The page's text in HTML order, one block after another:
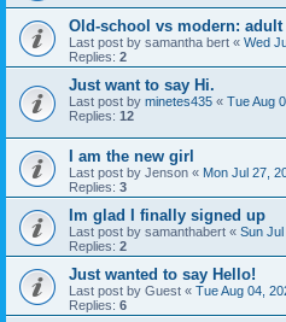
Old-school vs modern:
Last post by samantha bert « Wed
Replies: 2
Just want to say Hi.
Last post by minetes435 « Tue Aug
Replies: 12
I am the new girl
Last post by Jenson « Mon Jul 27,
Replies: 3
Im glad I finally signed up
Last post by samanthabert « Sun
Replies: 2
Just wanted to say Hello!
Last post by Guest « Tue Aug 04,
Replies: 6